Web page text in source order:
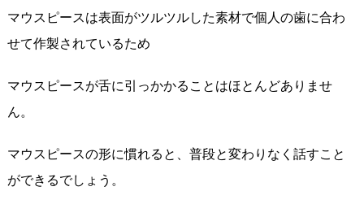
マウスピースは表面がツルツルした素材で個人の歯に合わ
せて作製されているため
マウスピースが舌に引っかかることはほとんどありませ
ん。
マウスピースの形に慣れると、普段と変わりなく話すこと
ができるでしょう。